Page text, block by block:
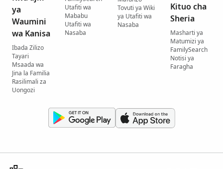
ya
Waumini
wa Kanisa
Ibada Zilizo
Tayari
Msaada wa
Jina la Familia
Rasilimali za
Uongozi
Utafiti wa
Mababu
Utafiti wa
Nasaba
Tovuti ya Wiki
ya Utafiti wa
Nasaba
Kituo cha
Sheria
Masharti ya
Matumizi ya
FamilySearch
Notisi ya
Faragha